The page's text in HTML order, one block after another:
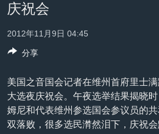
内
容
转
到
导
航
台湾
最新国际新闻
印太
中东
分类新闻
经济·金融·贸易
人权·法律·宗教
美中关系
热点专题
庆祝会
2012年11月9日 04:45
美国之音国会记者在维州首府里士
大选夜庆祝会。午夜选举结果揭晓
姆尼和代表维州参选国会参议员的
双落败，很多选民潸然泪下，庆祝会
分享